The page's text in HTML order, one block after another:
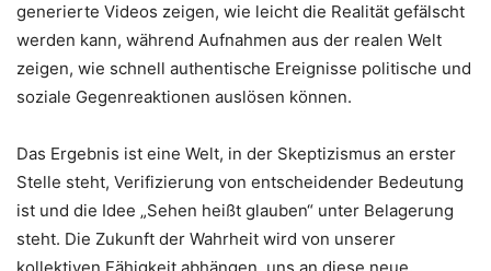
generierte Videos zeigen, wie leicht die Realität gefälscht
werden kann, während Aufnahmen aus der realen Welt
zeigen, wie schnell authentische Ereignisse politische und
soziale Gegenreaktionen auslösen können.
Das Ergebnis ist eine Welt, in der Skeptizismus an erster
Stelle steht, Verifizierung von entscheidender Bedeutung
ist und die Idee „Sehen heißt glauben“ unter Belagerung
steht. Die Zukunft der Wahrheit wird von unserer